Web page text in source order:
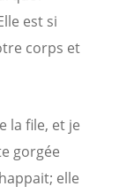
est si
corps et
la file, et je
gorgée
elle